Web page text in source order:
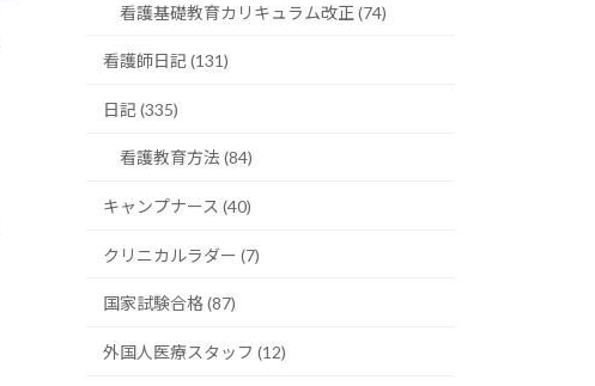
看護基礎教育カリキュラム改正 (74)
看護師日記 (131)
日記 (335)
看護教育方法 (84)
キャンプナース (40)
クリニカルラダー (7)
国家試験合格 (87)
外国人医療スタッフ (12)